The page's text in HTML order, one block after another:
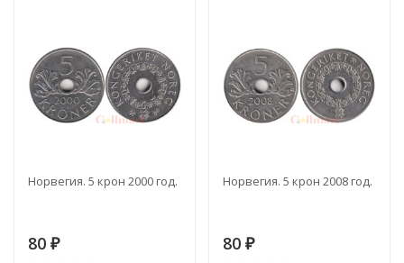
Норвегия. 5 крон 2000 год.
80 ₽
Норвегия. 5 крон 2008 год.
80 ₽